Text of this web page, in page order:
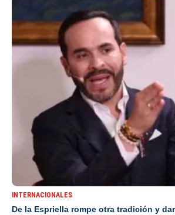
INTERNACIONALES
De la Espriella rompe otra tradición y